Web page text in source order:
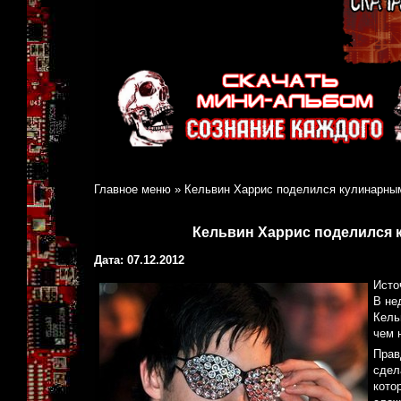
Главное меню » Кельвин Харрис поделился
Кельвин Харрис поделился
Дата: 07.12.2012
В
чем